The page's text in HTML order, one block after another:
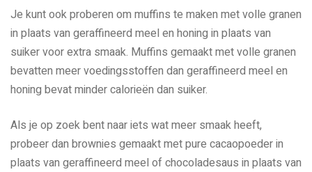
Je kunt ook proberen om muffins te maken met volle granen
in plaats van geraffineerd meel en honing in plaats van
suiker voor extra smaak. Muffins gemaakt met volle granen
bevatten meer voedingsstoffen dan geraffineerd meel en
honing bevat minder calorieën dan suiker.
Als je op zoek bent naar iets wat meer smaak heeft,
probeer dan brownies gemaakt met pure cacaopoeder in
plaats van geraffineerd meel of chocoladesaus in plaats van